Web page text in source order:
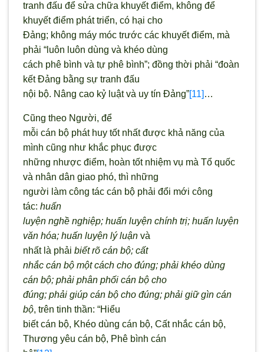
tranh đấu để sửa chữa khuyết điểm, không để
khuyết điểm phát triển, có hại cho
Đảng; không máy móc trước các khuyết điểm, mà
phải “luôn luôn dùng và khéo dùng
cách phê bình và tự phê bình”; đồng thời phải “đoàn
kết Đảng bằng sự tranh đấu
nội bộ. Nâng cao kỷ luật và uy tín Đảng”[11] …
Cũng theo Người, để
mỗi cán bộ phát huy tốt nhất được khả năng của
mình cũng như khắc phục được
những nhược điểm, hoàn tốt nhiệm vụ mà Tổ quốc
và nhân dân giao phó, thì những
người làm công tác cán bộ phải đổi mới công
tác: huấn
luyện nghề nghiệp; huấn luyện chính trị; huấn luyện
văn hóa; huấn luyện lý luận và
nhất là phải biết rõ cán bộ; cất
nhắc cán bộ một cách cho đúng; phải khéo dùng
cán bộ; phải phân phối cán bộ cho
đúng; phải giúp cán bộ cho đúng; phải giữ gìn cán
bộ, trên tinh thần: “Hiểu
biết cán bộ, Khéo dùng cán bộ, Cất nhắc cán bộ,
Thương yêu cán bộ, Phê bình cán